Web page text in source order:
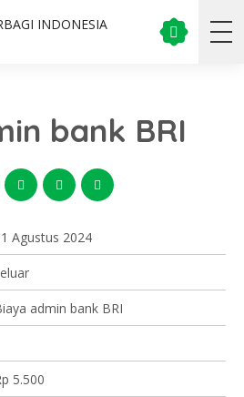
bank BRI
Agustus 2024
admin bank BRI
5.500